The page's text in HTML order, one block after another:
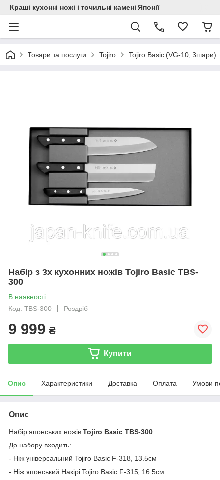
Кращі кухонні ножі і точильні камені Японії
Товари та послуги Tojiro Tojiro Basic (VG-10, 3шари)
Набір з 3х кухонних ножів Tojiro Basic TBS-
300
В наявності
Код: TBS-300
Роздріб
9 999 ₴
Купити
Опис Характеристики Доставка Оплата Умови
Опис
Набір японських ножів Tojiro Basic TBS-300
До набору входить:
- Ніж універсальний Tojiro Basic F-318, 13.5см
- Ніж японський Накірі Tojiro Basic F-315, 16.5см